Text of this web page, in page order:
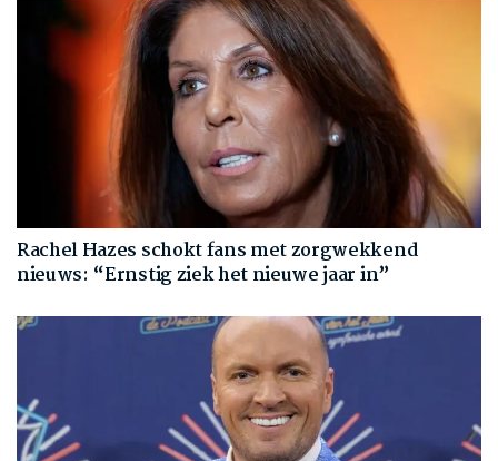
Rachel Hazes schokt fans met zorgwekkend
nieuws: “Ernstig ziek het nieuwe jaar in”